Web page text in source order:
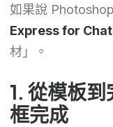
如果說
Express for
材」。
1. 從模板
框完成